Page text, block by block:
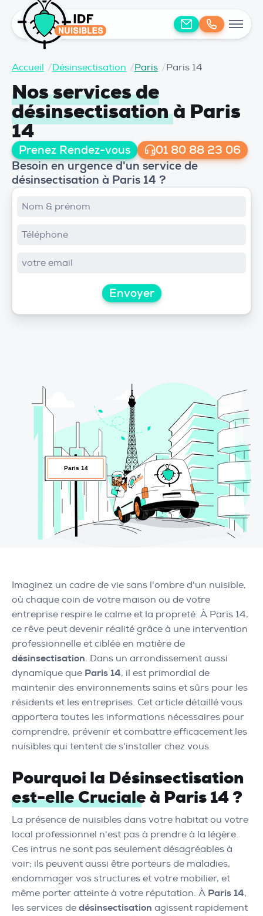
Accueil /Désinsectisation /Paris /Paris 14
Nos services de
désinsectisationà Paris
14
Prenez Rendez-vous 01 80 88 23 06
Besoin en urgence d'un service de
désinsectisation à Paris 14 ?
Envoyer
Imaginez un cadre de vie sans l'ombre d'un nuisible,
où chaque coin de votre maison ou de votre
entreprise respire le calme et la propreté. À Paris 14,
ce rêve peut devenir réalité grâce à une intervention
professionnelle et ciblée en matière de
désinsectisation. Dans un arrondissement aussi
dynamique que Paris 14, il est primordial de
maintenir des environnements sains et sûrs pour les
résidents et les entreprises. Cet article détaillé vous
apportera toutes les informations nécessaires pour
comprendre, prévenir et combattre efficacement les
nuisibles qui tentent de s'installer chez vous.
Pourquoi la Désinsectisation
est-elle Cruciale à Paris 14 ?
La présence de nuisibles dans votre habitat ou votre
local professionnel n'est pas à prendre à la légère.
Ces intrus ne sont pas seulement désagréables à
voir; ils peuvent aussi être porteurs de maladies,
endommager vos structures et votre mobilier, et
même porter atteinte à votre réputation. À Paris 14,
les services de désinsectisation agissent rapidement